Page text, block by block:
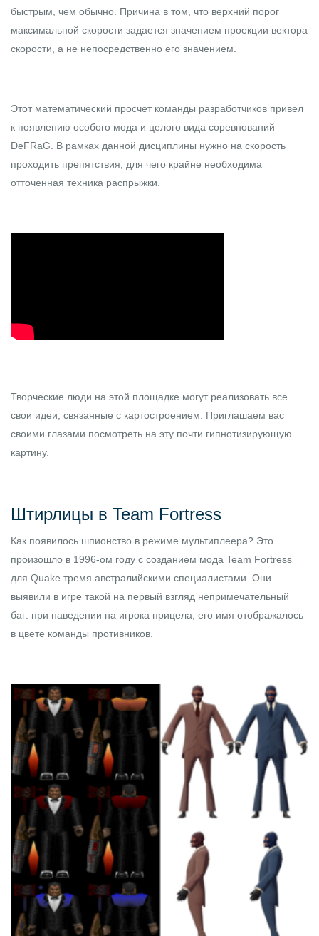
быстрым, чем обычно. Причина в том, что верхний порог
максимальной скорости задается значением проекции вектора
скорости, а не непосредственно его значением.
Этот математический просчет команды разработчиков привел
к появлению особого мода и целого вида соревнований –
DeFRaG . В рамках данной дисциплины нужно на скорость
проходить препятствия, для чего крайне необходима
отточенная техника распрыжки.
Творческие люди на этой площадке могут реализовать все
свои идеи, связанные с картостроением. Приглашаем вас
своими глазами посмотреть на эту почти гипнотизирующую
картину.
Штирлицы в Team Fortress
Как появилось шпионство в режиме мультиплеера? Это
произошло в 1996-ом году с созданием мода Team Fortress
для Quake тремя австралийскими специалистами. Они
выявили в игре такой на первый взгляд непримечательный
баг: при наведении на игрока прицела, его имя отображалось
в цвете команды противников.